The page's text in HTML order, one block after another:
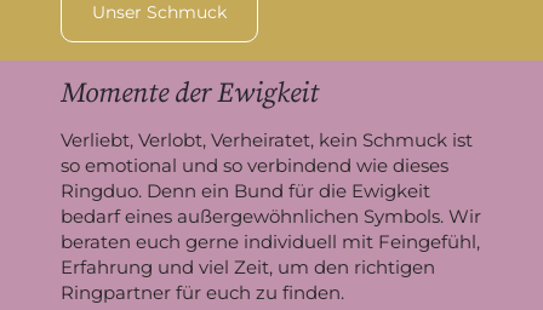
Unser Schmuck
Momente der Ewigkeit
Verliebt, Verlobt, Verheiratet, kein Schmuck ist
so emotional und so verbindend wie dieses
Ringduo. Denn ein Bund für die Ewigkeit
bedarf eines außergewöhnlichen Symbols. Wir
beraten euch gerne individuell mit Feingefühl,
Erfahrung und viel Zeit, um den richtigen
Ringpartner für euch zu finden.